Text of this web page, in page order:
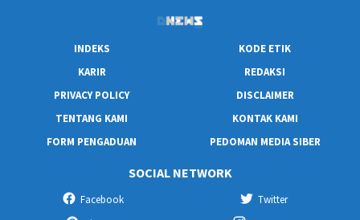
INDEKS
KODE ETIK
KARIR
REDAKSI
PRIVACY POLICY
DISCLAIMER
TENTANG KAMI
KONTAK KAMI
FORM PENGADUAN
PEDOMAN MEDIA SIBER
SOCIAL NETWORK
Facebook
Twitter